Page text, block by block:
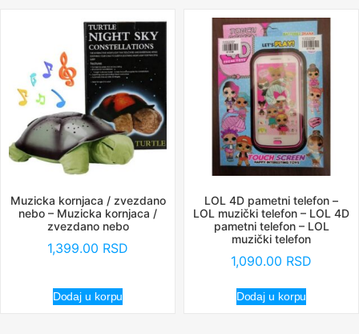
Muzicka kornjaca / zvezdano
nebo – Muzicka kornjaca /
zvezdano nebo
1,399.00 RSD
Dodaj u korpu
LOL 4D pametni telefon –
LOL muzički telefon – LOL 4D
pametni telefon – LOL
muzički telefon
1,090.00 RSD
Dodaj u korpu